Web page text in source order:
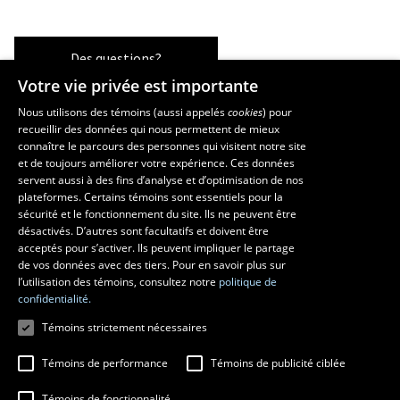
Des questions?
Les écoles et la recherche
École supérieure d’aménagement du territoire et de développement
régional
École d’architecture
École de design
Centre de recherche en aménagement et développement
Votre vie privée est importante
Nous utilisons des témoins (aussi appeléscookies) pour
recueillir des données qui nous permettent de mieux
connaître le parcours des personnes qui visitent notre site
et de toujours améliorer votre expérience. Ces données
servent aussi à des fins d’analyse et d’optimisation de nos
plateformes. Certains témoins sont essentiels pour la
sécurité et le fonctionnement du site. Ils ne peuvent être
désactivés. D’autres sont facultatifs et doivent être
acceptés pour s’activer. Ils peuvent impliquer le partage
de vos données avec des tiers. Pour en savoir plus sur
l’utilisation des témoins, consultez notre politique de
confidentialité.
Témoins strictement nécessaires
Témoins de performance Témoins de publicité ciblée